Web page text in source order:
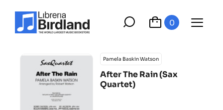
0
Pamela Baskin Watson
After The Rain (Sax
Quartet)